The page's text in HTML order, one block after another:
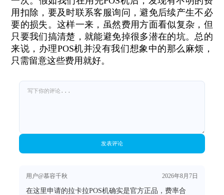
用扣除，要及时联系客服询问，避免后续产生不必
要的损失。这样一来，虽然费用方面看似复杂，但
只要我们搞清楚，就能避免掉很多潜在的坑。总的
来说，办理POS机并没有我们想象中的那么麻烦，
只需留意这些费用就好。
发表评论
用户@慕容千秋 2026年8月7日
在这里申请的拉卡拉POS机确实是官方正品，费率合